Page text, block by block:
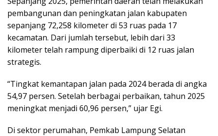
pembangunan dan peningkatan jalan kabupaten
sepanjang 72,258 kilometer di 53 ruas pada 17
kecamatan. Dari jumlah tersebut, lebih dari 33
kilometer telah rampung diperbaiki di 12 ruas jalan
strategis.
“Tingkat kemantapan jalan pada 2024 berada di angka
54,97 persen. Setelah berbagai perbaikan, tahun 2025
meningkat menjadi 60,96 persen,” ujar Egi.
Di sektor perumahan, Pemkab Lampung Selatan